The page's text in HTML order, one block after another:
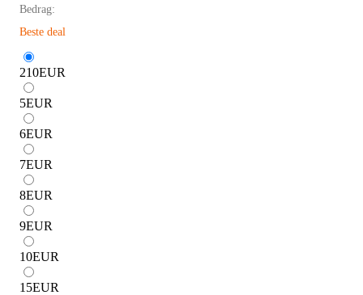
Bedrag:
Beste deal
210EUR
5EUR
6EUR
7EUR
8EUR
9EUR
10EUR
15EUR